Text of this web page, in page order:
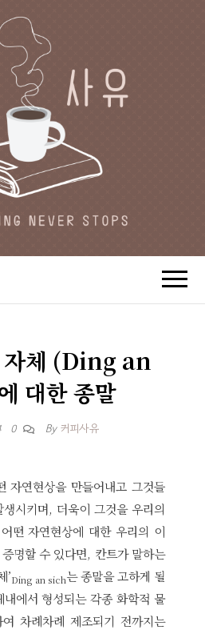
피사유
유의 커피와 사유(思
있는 공간.
자체 (Ding an
대한 종말
0 By 커피사유
자연현상을 만들어내고 그것들
시키며, 더욱이 그것을 우리의
떤 자연현상에 대한 우리의 이
명할 수 있다면, 칸트가 말하는
’Ding an sich는 종말을 고하게 될
에서 형성되는 각종 화학적 물
차례차례 제조되기 전까지는